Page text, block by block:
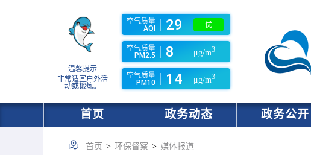
温馨提示
非常适宜户外活
动或锻炼。
空气质量
AQI
29 优
空气质量
PM2.5
8 μg/m3
空气质量
PM10
14 μg/m3
首页 政务动态 政务公开
首页 > 环保督察 > 媒体报道